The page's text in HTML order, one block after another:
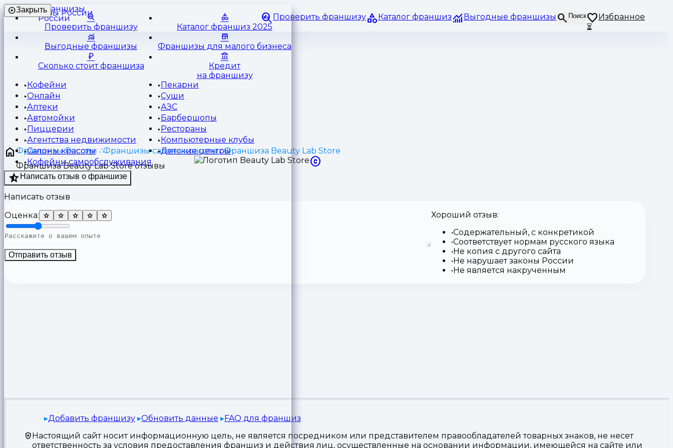
Франшизы
России
Проверить франшизу Каталог франшиз Выгодные франшизы Поиск
Избранное
⏳
Закрыть
Проверить франшизу Каталог франшиз 2025
Выгодные франшизы Франшизы для малого бизнеса
Сколько стоит франшиза
Кредит
на франшизу
Кофейни
Пекарни
Онлайн
Суши
Аптеки
АЗС
Автомойки
Барбершопы
Пиццерии
Рестораны
Агентства недвижимости
Компьютерные клубы
Салоны красоты
Детские центры
Кофейни самообслуживания
Франшизы России Франшизы салона красоты
Франшиза Beauty Lab Store
Франшиза Beauty Lab Store отзывы
Написать отзыв о франшизе
Написать отзыв
Оценка:
Отправить отзыв
Хороший отзыв:
Содержательный, с конкретикой
Соответствует нормам русского языка
Не копия с другого сайта
Не нарушает законы России
Не является накрученным
Добавить франшизу Обновить данные
FAQ для франшиз
Настоящий сайт носит информационную цель, не является посредником или представителем правообладателей товарных знаков, не несет
ответственность за условия предоставления франшиз и действия лиц, осуществленные на основании информации, имеющейся на сайте или